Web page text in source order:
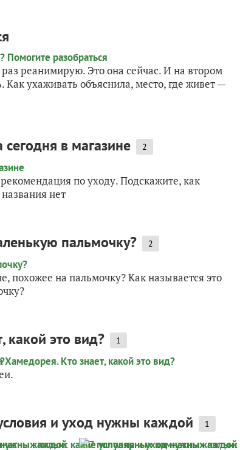
реанимирую. Это она сейчас. И на втором
Как ухаживать объяснила, место, где живет —
сегодня в магазине 2
по уходу. Подскажите, как
нет
пальмочку? 2
похожее на пальмочку? Как называется это
какой это вид? 1
и уход нужны каждой 1